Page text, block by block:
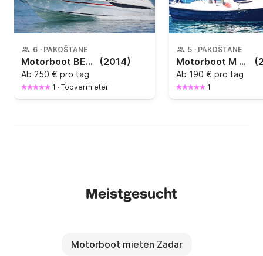
6 · PAKOŠTANE
Motorboot BENETEAU Flyer 550 Sun Deck 100PS (2014)
Ab 250 € pro tag
1 · Topvermieter
5 · PAKOŠTANE
Motorboot M Sport 500 15PS
Ab 190 € pro tag
1
Meistgesucht
Motorboot mieten Zadar